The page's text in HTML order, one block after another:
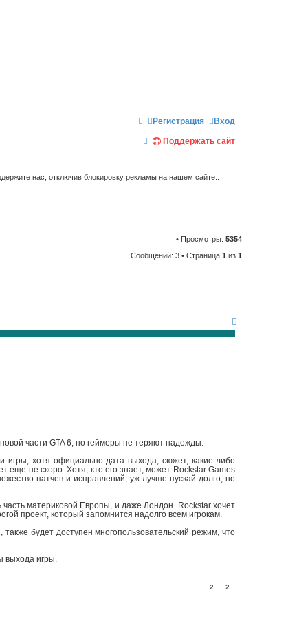
Вход
Регистрация
Поддержать сайт
П
нас, отключив блокировку рекламы на нашем сайте..
• Просмотры: 5354
Сообщений: 3 • Страница 1 из 1
части GTA 6, но геймеры не теряют надежды.
игры, хотя официально дата выхода, сюжет, какие-либо
еще не скоро. Хотя, кто его знает, может Rockstar Games
патчев и исправлений, уж лучше пускай долго, но
материковой Европы, и даже Лондон. Rockstar хочет
проект, который запомнится надолго всем игрокам.
будет доступен многопользовательский режим, что
выхода игры.
2
2